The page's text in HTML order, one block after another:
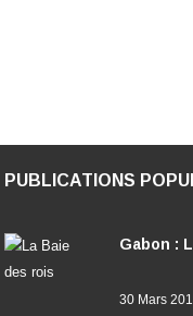
PUBLICATIONS
Gabon :
30 Mars